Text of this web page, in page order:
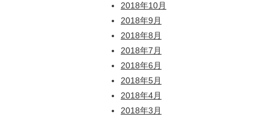
2018年10月
2018年9月
2018年8月
2018年7月
2018年6月
2018年5月
2018年4月
2018年3月